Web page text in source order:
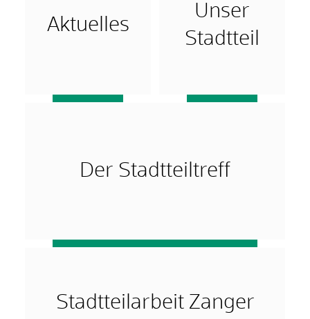
Aktuelles
Unser
Stadtteil
Der Stadtteiltreff
Stadtteilarbeit Zanger